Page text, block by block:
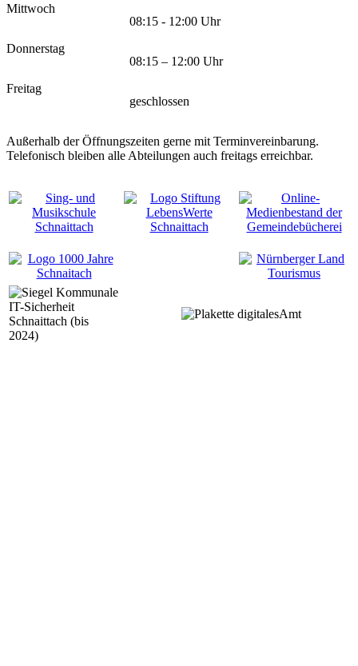
Mittwoch
08:15 - 12:00 Uhr
Donnerstag
08:15 – 12:00 Uhr
Freitag
geschlossen
Außerhalb der Öffnungszeiten gerne mit Terminvereinbarung.
Telefonisch bleiben alle Abteilungen auch freitags erreichbar.